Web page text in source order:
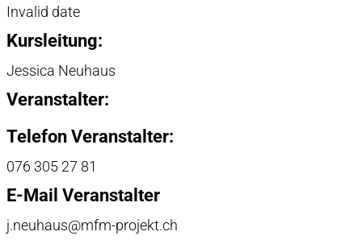
Invalid date
Kursleitung:
Jessica Neuhaus
Veranstalter:
Telefon Veranstalter:
076 305 27 81
E-Mail Veranstalter
j.neuhaus@mfm-projekt.ch